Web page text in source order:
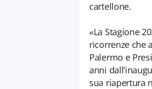
cartellone.
«La Stagione
ricorrenze che
Palermo e
anni
sua riapertura